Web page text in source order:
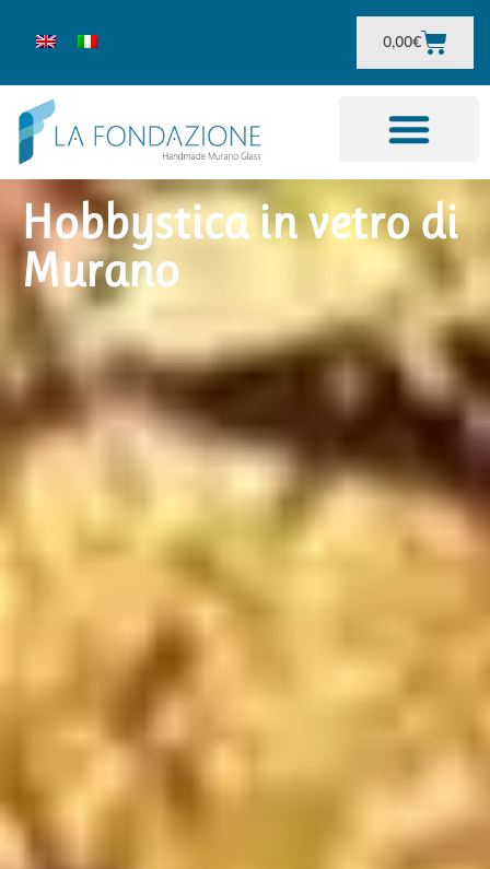
0,00€
Hobbystica in vetro di
Murano